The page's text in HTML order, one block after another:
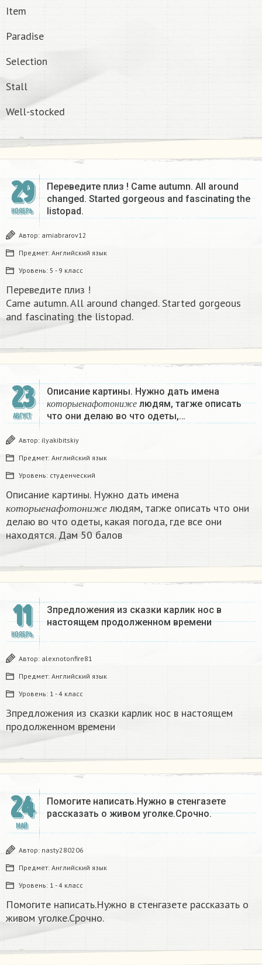
Item
Paradise
Selection
Stall
Well-stocked
29
НОЯБРЬ
Переведите плиз ! Came autumn. All around
changed. Started gorgeous and fascinating the
listopad.​
Автор: amiabrarov12
Предмет: Английский язык
Уровень: 5 - 9 класс
Переведите плиз !
Came autumn. All around changed. Started gorgeous
and fascinating the listopad.​
23
АВГУСТ
Описание картины. Нужно дать имена
к о т о р ы е н а ф о т о н и ж е
которые нафотон иже
людям, тагже описать
что они делаю во что одеты,…
Автор: ilyakibitskiy
Предмет: Английский язык
Уровень: студенческий
Описание картины. Нужно дать имена
к о т о р ые н а ф о т о н и ж е
которые нафото ниже
людям, тагже описать что они
делаю во что одеты, какая погода, где все они
находятся. Дам 50 балов
11
НОЯБРЬ
Зпредложения из сказки карлик нос в
настоящем продолженном времени
Автор: alexnotonfire81
Предмет: Английский язык
Уровень: 1 - 4 класс
Зпредложения из сказки карлик нос в настоящем
продолженном времени
24
МАЙ
Помогите написать.Нужно в стенгазете
рассказать о живом уголке.Срочно.
Автор: nasty280206
Предмет: Английский язык
Уровень: 1 - 4 класс
Помогите написать.Нужно в стенгазете рассказать о
живом уголке.Срочно.